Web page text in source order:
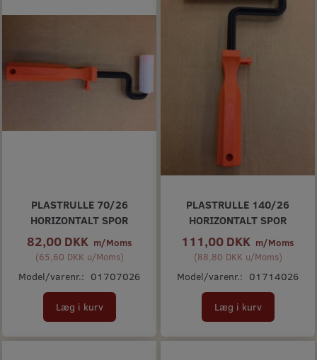
PLASTRULLE 70/26
HORIZONTALT SPOR
82,00 DKK m/Moms
(65,60 DKK u/Moms)
Model/varenr.: 01707026
Læg i kurv
PLASTRULLE 140/26
HORIZONTALT SPOR
111,00 DKK m/Moms
(88,80 DKK u/Moms)
Model/varenr.: 01714026
Læg i kurv